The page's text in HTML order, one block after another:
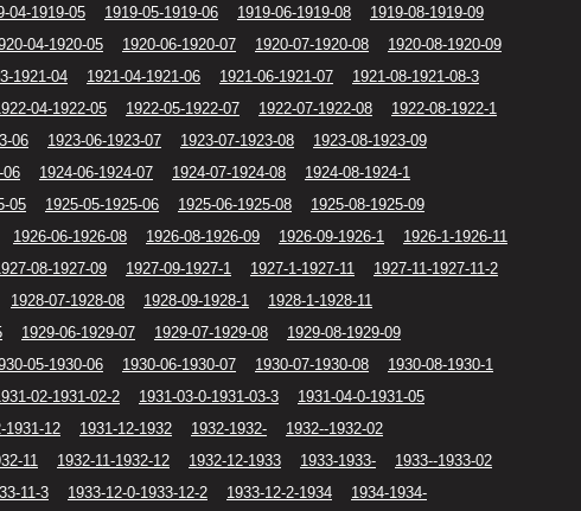
04-1919-05 1919-05-1919-06 1919-06-1919-08
1919-08-1919-09
04-1920-05 1920-06-1920-07 1920-07-1920-08
1920-08-1920-09
1921-04 1921-04-1921-06 1921-06-1921-07
1921-08-1921-08-3
04-1922-05 1922-05-1922-07 1922-07-1922-08
1922-08-1922-1
06 1923-06-1923-07 1923-07-1923-08
1923-08-1923-09
06 1924-06-1924-07 1924-07-1924-08
1924-08-1924-1
05 1925-05-1925-06 1925-06-1925-08
1925-08-1925-09
1926-06-1926-08 1926-08-1926-09 1926-09-1926-1
1926-1-1926-11
08-1927-09 1927-09-1927-1 1927-1-1927-11
1927-11-1927-11-2
1928-07-1928-08 1928-09-1928-1
1928-1-1928-11
1929-06-1929-07 1929-07-1929-08
1929-08-1929-09
05-1930-06 1930-06-1930-07 1930-07-1930-08
1930-08-1930-1
02-1931-02-2 1931-03-0-1931-03-3
1931-04-0-1931-05
1931-12 1931-12-1932 1932-1932-
1932--1932-02
11 1932-11-1932-12 1932-12-1933 1933-1933-
1933--1933-02
11-3 1933-12-0-1933-12-2 1933-12-2-1934
1934-1934-